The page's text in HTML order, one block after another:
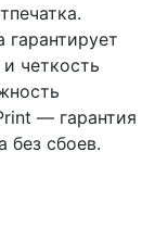
гарантирует
четкость
— гарантия
без сбоев.